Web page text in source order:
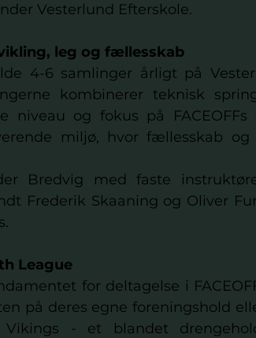
Vesterlund Efterskole.
leg og fællesskab
4-6 samlinger årligt på
kombinerer teknisk
niveau og fokus på
miljø, hvor fællesskab og
Bredvig med faste
Frederik Skaaning og Oliver
League
for deltagelse i
på deres egne foreningshold
- et blandet